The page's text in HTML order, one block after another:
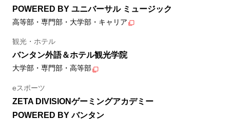
POWERED BY ユニバーサル ミュージック
高等部・専門部・大学部・キャリア
観光・ホテル
バンタン外語＆ホテル観光学院
大学部・専門部・高等部
eスポーツ
ZETA DIVISIONゲーミングアカデミー
POWERED BY バンタン